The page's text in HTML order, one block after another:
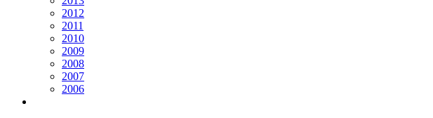
2012
2011
2010
2009
2008
2007
2006